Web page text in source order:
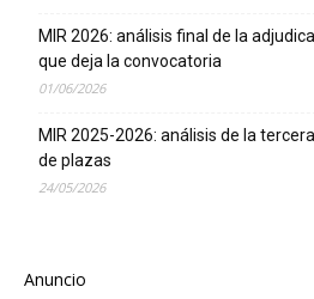
MIR 2026: análisis final de la
que deja la convocatoria
01/06/2026
MIR 2025-2026: análisis de la
de plazas
24/05/2026
Anuncio